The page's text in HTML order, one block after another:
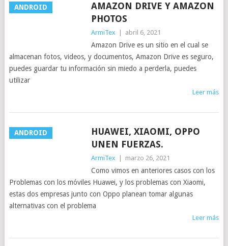
ANDROID
AMAZON DRIVE Y AMAZON
PHOTOS
ArmiTex abril 6, 2021
Amazon Drive es un sitio en el cual se
almacenan fotos, videos, y documentos, Amazon Drive es seguro,
puedes guardar tu información sin miedo a perderla, puedes
utilizar
Leer más
ANDROID
HUAWEI, XIAOMI, OPPO
UNEN FUERZAS.
ArmiTex marzo 26, 2021
Como vimos en anteriores casos con los
Problemas con los móviles Huawei, y los problemas con Xiaomi,
estas dos empresas junto con Oppo planean tomar algunas
alternativas con el problema
Leer más